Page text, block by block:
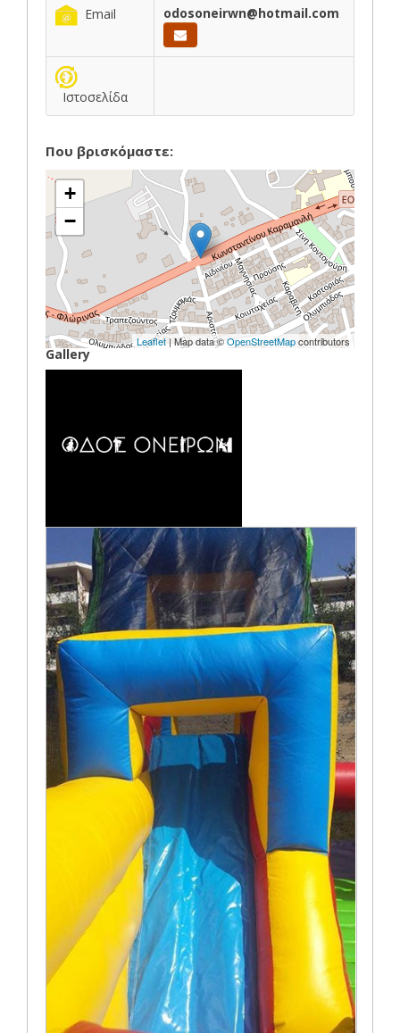
Email odosoneirwn@hotmail.com
Ιστοσελίδα
Που βρισκόμαστε:
+
−
Leaflet| Map data ©OpenStreetMapcontributors
Gallery